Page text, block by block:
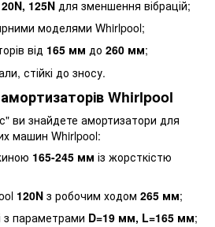
125N для зменшення вібрацій;
моделями Whirlpool;
від 165 мм до 260 мм;
стійкі до зносу.
Whirlpool
ви знайдете амортизатори для
машин Whirlpool:
165-245 мм із жорсткістю
120N з робочим ходом 265 мм;
з параметрами D=19 мм, L=165 мм;